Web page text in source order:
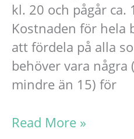
kl. 20 och pågår ca.
Kostnaden för hela
att fördela på alla
behöver vara några
mindre än 15) för
Studiebesök
Read More »